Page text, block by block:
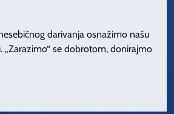
darivanja osnažimo našu
„Zarazimo“ se dobrotom, donirajmo